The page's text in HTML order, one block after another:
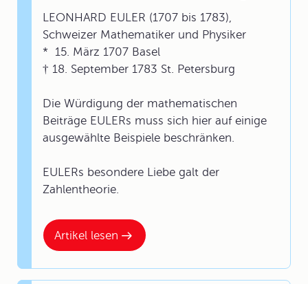
Artikel lesen
LEONHARD EULER (1707 bis 1783),
Schweizer Mathematiker und Physiker
* 15. März 1707 Basel
† 18. September 1783 St. Petersburg
Die Würdigung der mathematischen
Beiträge EULERs muss sich hier auf einige
ausgewählte Beispiele beschränken.
EULERs besondere Liebe galt der
Zahlentheorie.